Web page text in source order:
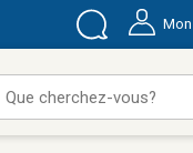
Que cherchez-vous?